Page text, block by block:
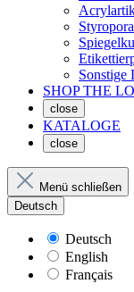
Sonstige
SHOP THE
close
KATALOGE
close
Menü schließen
Deutsch
Deutsch
English
Français